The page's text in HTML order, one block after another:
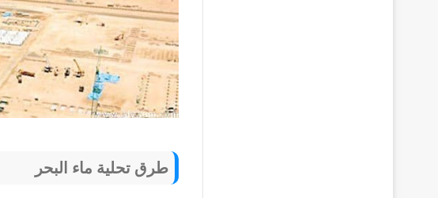
طرق تحلية ماء البحر